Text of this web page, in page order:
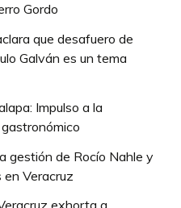
Gordo
que desafuero de
Galván es un tema
Impulso a la
gestión de Rocío Nahle y
Veracruz